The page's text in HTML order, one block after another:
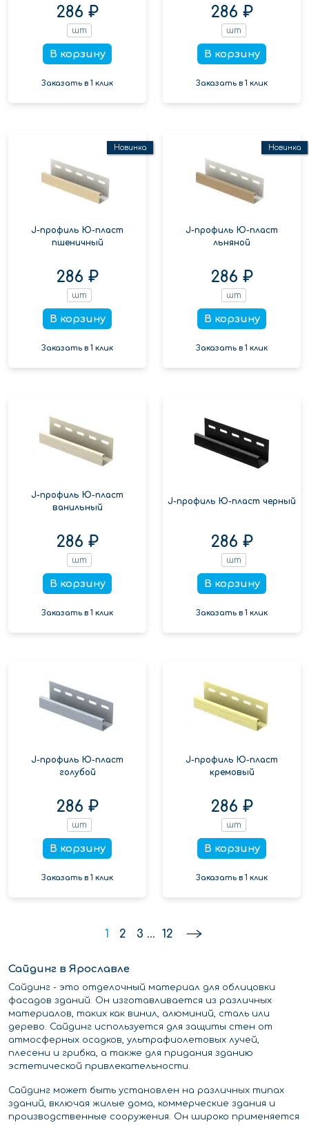
286 ₽
шт
В корзину
Заказать в 1 клик
286 ₽
шт
В корзину
Заказать в 1 клик
J-профиль Ю-пласт
пшеничный
286 ₽
шт
В корзину
Заказать в 1 клик
Новинка
J-профиль Ю-пласт
льняной
286 ₽
шт
В корзину
Заказать в 1 клик
Новинка
J-профиль Ю-пласт
ванильный
286 ₽
шт
В корзину
Заказать в 1 клик
J-профиль Ю-пласт черный
286 ₽
шт
В корзину
Заказать в 1 клик
J-профиль Ю-пласт
голубой
286 ₽
шт
В корзину
Заказать в 1 клик
J-профиль Ю-пласт
кремовый
286 ₽
шт
В корзину
Заказать в 1 клик
1 2 3 ... 12
Сайдинг в Ярославле
Сайдинг - это отделочный материал для облицовки
фасадов зданий. Он изготавливается из различных
материалов, таких как винил, алюминий, сталь или
дерево. Сайдинг используется для защиты стен от
атмосферных осадков, ультрафиолетовых лучей,
плесени и грибка, а также для придания зданию
эстетической привлекательности.
Сайдинг может быть установлен на различных типах
зданий, включая жилые дома, коммерческие здания и
производственные сооружения. Он широко применяется